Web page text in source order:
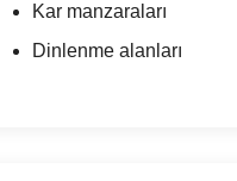
Kar manzaraları
Dinlenme alanları